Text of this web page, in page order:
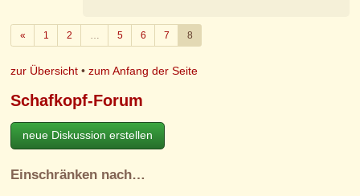
«Zurück
1 2 … 5 6 7 8
zur Übersicht •zum Anfang der Seite
Schafkopf-Forum
neue Diskussion erstellen
Einschränken nach…